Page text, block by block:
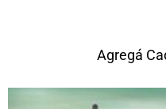
Agregá